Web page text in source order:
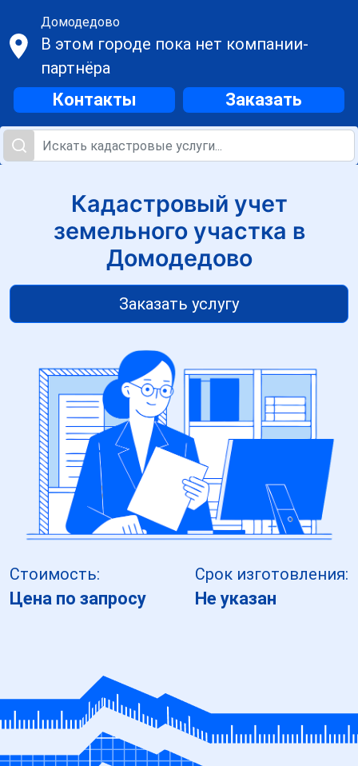
Домодедово
В этом городе пока нет компании-
партнёра
Контакты Заказать
Кадастровый учет
земельного участка в
Домодедово
Заказать услугу
Стоимость:
Цена по запросу
Срок изготовления:
Не указан